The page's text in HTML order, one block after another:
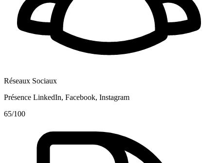
Réseaux Sociaux
Présence LinkedIn, Facebook, Instagram
65/100